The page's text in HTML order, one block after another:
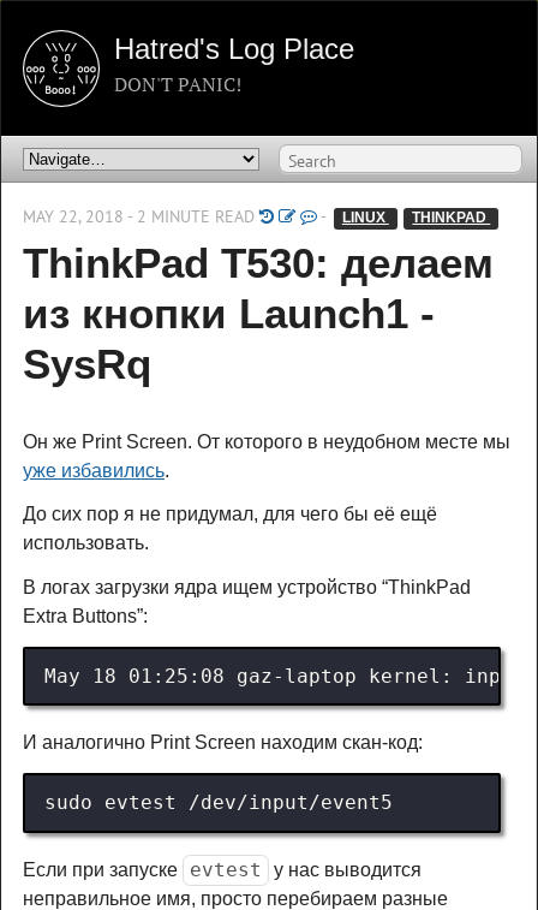
Hatred's Log Place
DON'T PANIC!
MAY 22, 2018 - 2 MINUTE READ - LINUX THINKPAD
ThinkPad T530: делаем
из кнопки Launch1 -
SysRq
Он же Print Screen. От которого в неудобном месте мы
уже избавились.
До сих пор я не придумал, для чего бы её ещё
использовать.
В логах загрузки ядра ищем устройство “ThinkPad
Extra Buttons”:
И аналогично Print Screen находим скан-код:
Если при запуске evtest
у нас выводится
неправильное имя, просто перебираем разные